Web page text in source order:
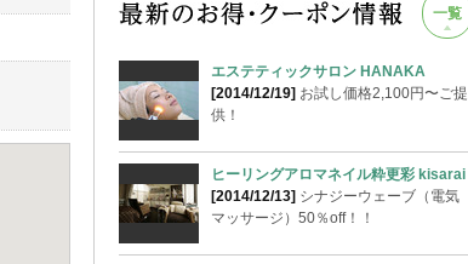
一覧
エステティックサロン HANAKA
[2014/12/19] お試し価格2,100円〜ご提
供！
ヒーリングアロマネイル粋更彩 kisarai
[2014/12/13] シナジーウェーブ（電気
マッサージ）50％off！！